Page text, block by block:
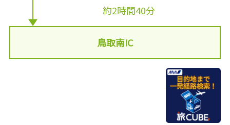
約2時間40分
鳥取南IC